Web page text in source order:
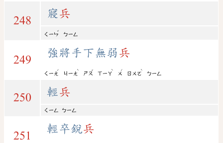
248
寢 兵
ㄑㄧㄣ
ˇ
ㄅㄧㄥ
249
強將手下無弱 兵
ㄑㄧㄤ
ˊ
ㄐㄧㄤ
ˋ
ㄕㄡ
ˇ
ㄒㄧㄚ
ˋ
ㄨ
ˊ
ㄖㄨㄛ
ˋ
ㄅㄧㄥ
250 輕兵
ㄑㄧㄥ ㄅㄧㄥ
251
輕卒銳兵